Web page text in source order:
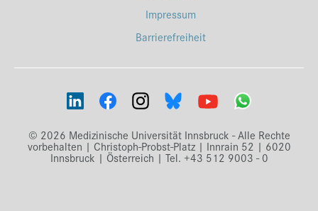
Impressum
Barrierefreiheit
© 2026 Medizinische Universität Innsbruck - Alle Rechte
vorbehalten | Christoph-Probst-Platz | Innrain 52 | 6020
Innsbruck | Österreich | Tel. +43 512 9003 - 0